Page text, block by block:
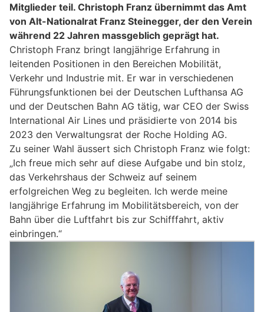
Mitglieder teil. Christoph Franz übernimmt das Amt
von Alt-Nationalrat Franz Steinegger, der den Verein
während 22 Jahren massgeblich geprägt hat.
Christoph Franz bringt langjährige Erfahrung in
leitenden Positionen in den Bereichen Mobilität,
Verkehr und Industrie mit. Er war in verschiedenen
Führungsfunktionen bei der Deutschen Lufthansa AG
und der Deutschen Bahn AG tätig, war CEO der Swiss
International Air Lines und präsidierte von 2014 bis
2023 den Verwaltungsrat der Roche Holding AG.
Zu seiner Wahl äussert sich Christoph Franz wie folgt:
„Ich freue mich sehr auf diese Aufgabe und bin stolz,
das Verkehrshaus der Schweiz auf seinem
erfolgreichen Weg zu begleiten. Ich werde meine
langjährige Erfahrung im Mobilitätsbereich, von der
Bahn über die Luftfahrt bis zur Schifffahrt, aktiv
einbringen.“